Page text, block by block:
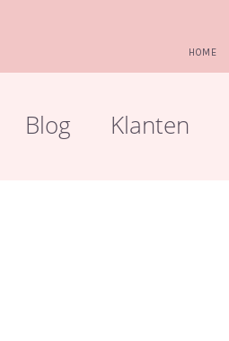
HOME
Blog Klanten